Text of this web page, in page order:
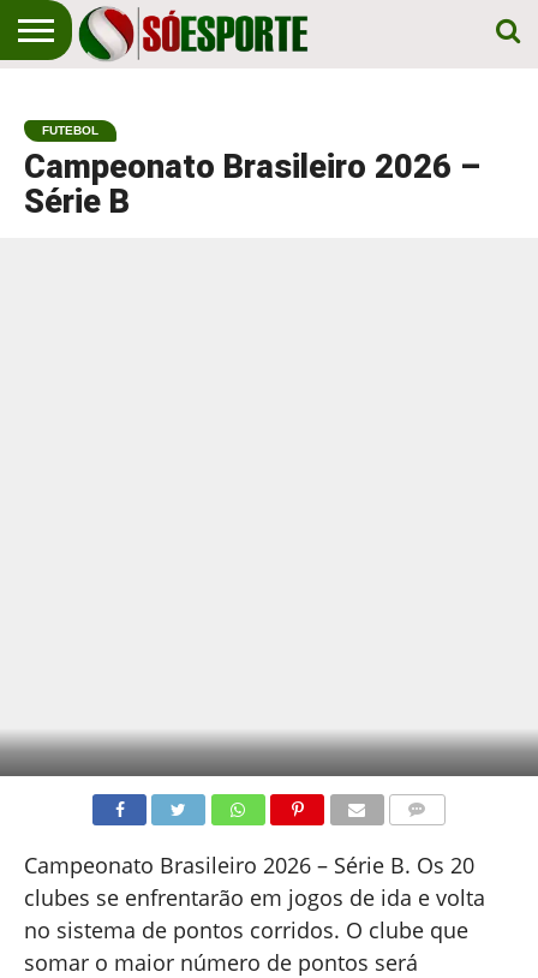
EM
PRIMEIRO
ESPORTE
FUTEBOL
Campeonato Brasileiro 2026 –
Série B
Campeonato Brasileiro 2026 – Série B. Os 20
clubes se enfrentarão em jogos de ida e volta
no sistema de pontos corridos. O clube que
somar o maior número de pontos será